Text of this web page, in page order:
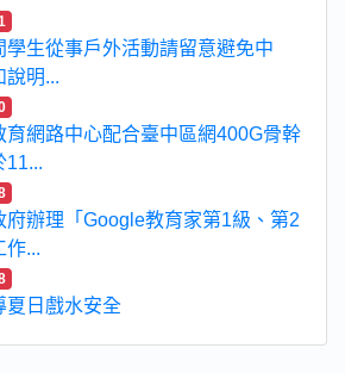
學生從事戶外活動請留意避免中
說明...
育網路中心配合臺中區網400G骨幹
11...
府辦理「Google教育家第1級、第2
作...
夏日戲水安全